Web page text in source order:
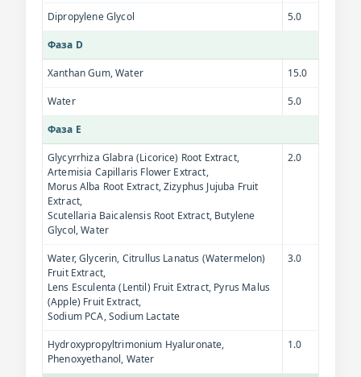
Dipropylene Glycol 5.0
Фаза D
Xanthan Gum, Water 15.0
Water 5.0
Фаза E
Glycyrrhiza Glabra (Licorice) Root Extract,
Artemisia Capillaris Flower Extract,
Morus Alba Root Extract, Zizyphus Jujuba Fruit
Extract,
Scutellaria Baicalensis Root Extract, Butylene
Glycol, Water
2.0
Water, Glycerin, Citrullus Lanatus (Watermelon)
Fruit Extract,
Lens Esculenta (Lentil) Fruit Extract, Pyrus Malus
(Apple) Fruit Extract,
Sodium PCA, Sodium Lactate
3.0
Hydroxypropyltrimonium Hyaluronate,
Phenoxyethanol, Water
1.0